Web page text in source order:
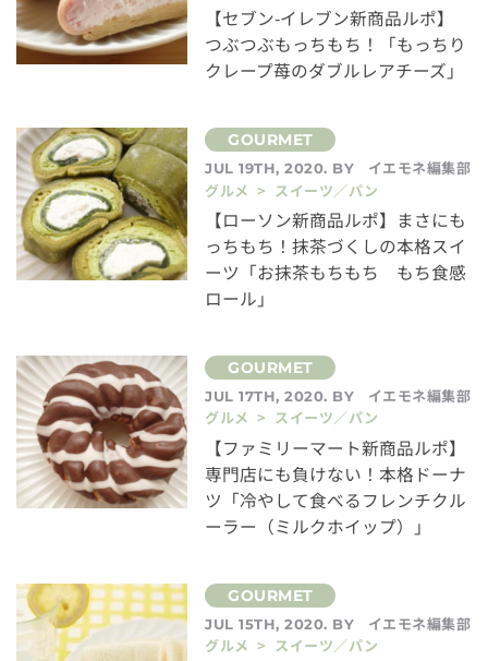
【セブン-イレブン新商品ルポ】
つぶつぶもっちもち！「もっちり
クレープ苺のダブルレアチーズ」
JUL 19TH, 2020. BY
イエモネ編集部
グルメ > スイーツ／パン
【ローソン新商品ルポ】まさにも
っちもち！抹茶づくしの本格スイ
ーツ「お抹茶もちもち もち食感
ロール」
JUL 17TH, 2020. BY
イエモネ編集部
グルメ > スイーツ／パン
【ファミリーマート新商品ルポ】
専門店にも負けない！本格ドーナ
ツ「冷やして食べるフレンチクル
ーラー（ミルクホイップ）」
JUL 15TH, 2020. BY
イエモネ編集部
グルメ > スイーツ／パン